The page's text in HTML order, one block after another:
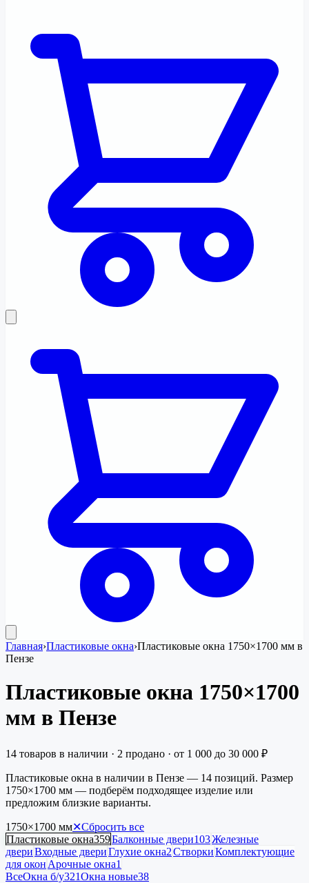
Главная›Пластиковые окна›Пластиковые окна 1750×1700 мм в
Пензе
Пластиковые окна 1750×1700
мм в Пензе
14 товаров в наличии · 2 продано · от 1 000 до 30 000 ₽
Пластиковые окна в наличии в Пензе — 14 позиций. Размер
1750×1700 мм — подберём подходящее изделие или
предложим близкие варианты.
1750×1700 мм✕Сбросить все
Пластиковые окна359Балконные двери103Железные
двериВходные двериГлухие окна2СтворкиКомплектующие
для окон Арочные окна1
ВсеОкна б/у321Окна новые38